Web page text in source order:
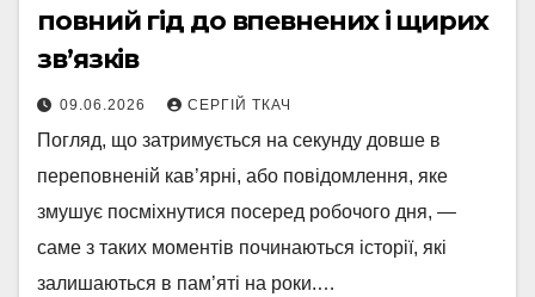
повний гід до впевнених і щирих
зв’язків
09.06.2026 СЕРГІЙ ТКАЧ
Погляд, що затримується на секунду довше в
переповненій кав’ярні, або повідомлення, яке
змушує посміхнутися посеред робочого дня, —
саме з таких моментів починаються історії, які
залишаються в пам’яті на роки.…